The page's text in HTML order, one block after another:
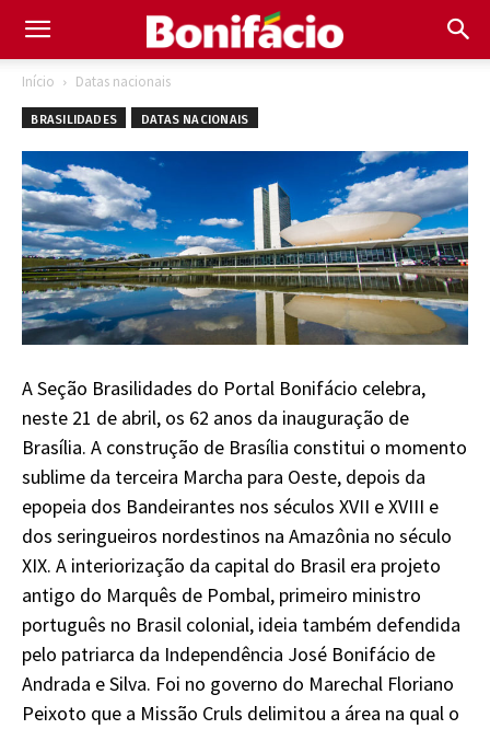
Início Datas nacionais
BRASILIDADES DATAS NACIONAIS
A Seção Brasilidades do Portal Bonifácio celebra,
neste 21 de abril, os 62 anos da inauguração de
Brasília. A construção de Brasília constitui o momento
sublime da terceira Marcha para Oeste, depois da
epopeia dos Bandeirantes nos séculos XVII e XVIII e
dos seringueiros nordestinos na Amazônia no século
XIX. A interiorização da capital do Brasil era projeto
antigo do Marquês de Pombal, primeiro ministro
português no Brasil colonial, ideia também defendida
pelo patriarca da Independência José Bonifácio de
Andrada e Silva. Foi no governo do Marechal Floriano
Peixoto que a Missão Cruls delimitou a área na qual o